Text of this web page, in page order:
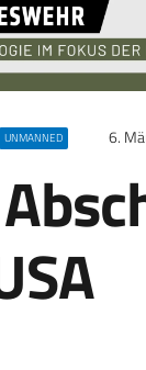
UNMANNED 6.